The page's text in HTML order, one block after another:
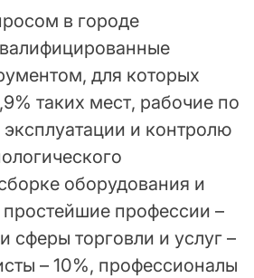
в городе
для которых
таких мест, рабочие по
и контролю
оборудования и
профессии –
сферы торговли и услуг –
– 10%, профессионалы